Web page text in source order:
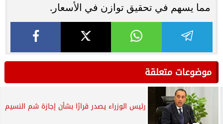
مما يسهم في تحقيق توازن في الأسعار.
موضوعات متعلقة
رئيس الوزراء يصدر قرارًا بشأن إجازة شم النسيم